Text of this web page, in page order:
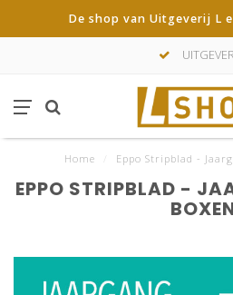
De shop van Uitgeverij L
Home Eppo Stripblad -
EPPO STRIPBLAD -